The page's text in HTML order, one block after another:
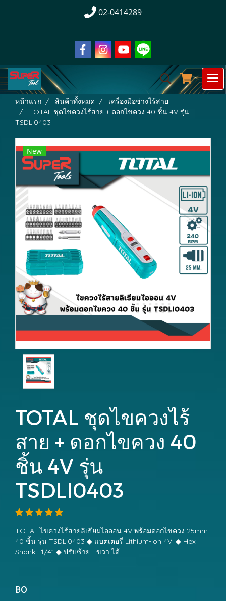
02-0414289
หน้าแรก สินค้าทั้งหมด
เครื่องมือช่างไร้สาย
TOTAL ชุดไขควงไร้สาย + ดอกไขควง 40 ชิ้น 4V รุ่น
TSDLI0403
New
TOTAL ชุดไขควงไร้
สาย + ดอกไขควง 40
ชิ้น 4V รุ่น
TSDLI0403
TOTAL ไขควงไร้สายลิเธียมไอออน 4V พร้อมดอกไขควง 25mm
40 ชิ้น รุ่น TSDLI0403 ◆ แบตเตอรี่ Lithium-Ion 4V. ◆ Hex
Shank : 1/4” ◆ ปรับซ้าย - ขวา ได้
฿0